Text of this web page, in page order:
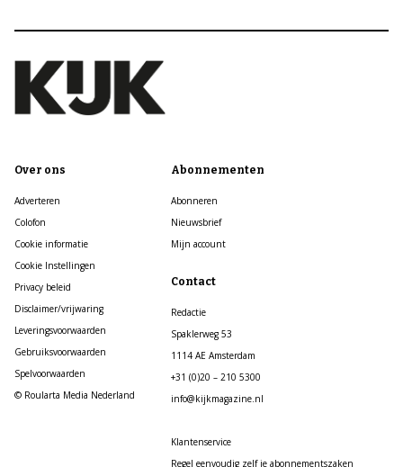
Over ons
Adverteren
Colofon
Cookie informatie
Cookie Instellingen
Privacy beleid
Disclaimer/vrijwaring
Leveringsvoorwaarden
Gebruiksvoorwaarden
Spelvoorwaarden
© Roularta Media Nederland
Abonnementen
Abonneren
Nieuwsbrief
Mijn account
Contact
Redactie
Spaklerweg 53
1114 AE Amsterdam
+31 (0)20 – 210 5300
info@kijkmagazine.nl
Klantenservice
Regel eenvoudig zelf je abonnementszaken